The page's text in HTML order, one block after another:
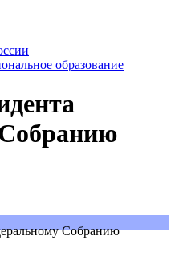
образование
Собранию